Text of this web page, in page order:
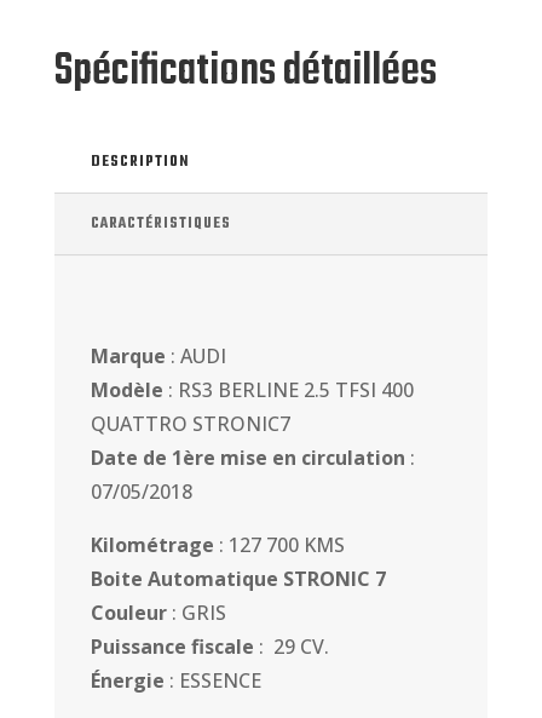
Spécifications détaillées
DESCRIPTION
CARACTÉRISTIQUES
Marque : AUDI
Modèle : RS3 BERLINE 2.5 TFSI 400
QUATTRO STRONIC7
Date de 1ère mise en circulation :
07/05/2018
Kilométrage : 127 700 KMS
Boite Automatique STRONIC 7
Couleur: GRIS
Puissance fiscale : 29 CV.
Énergie : ESSENCE